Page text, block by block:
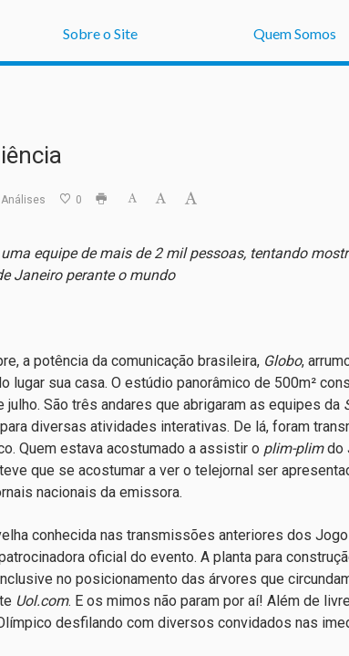
Sobre o Site Quem Somos
Análises 0
equipe de mais de 2 mil pessoas, tentando
Janeiro perante o mundo
a potência da comunicação brasileira, Globo,
lugar sua casa. O estúdio panorâmico de 500m²
São três andares que abrigaram as equipes da
diversas atividades interativas. De lá, foram
Quem estava acostumado a assistir o plim-plimdo
que se acostumar a ver o telejornal ser
nacionais da emissora.
conhecida nas transmissões anteriores dos
oficial do evento. A planta para
no posicionamento das árvores que
Uol.com. E os mimos não param por aí! Além de
desfilando com diversos convidados nas